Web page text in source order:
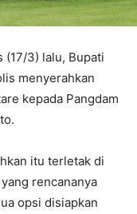
(17/3) lalu, Bupati
menyerahkan
kepada Pangdam
itu terletak di
rencananya
opsi disiapkan